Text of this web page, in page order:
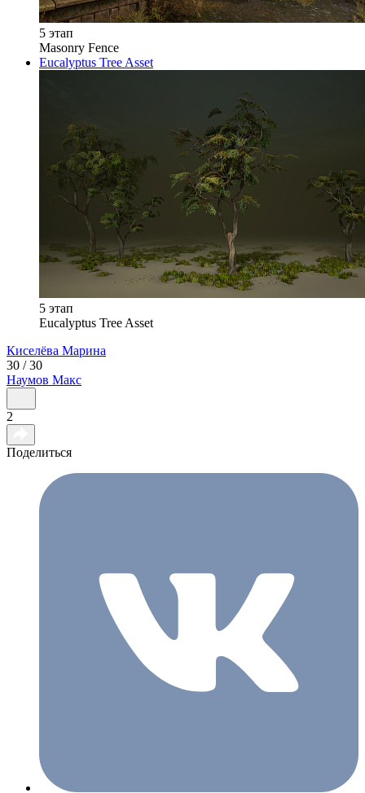
5 этап
Masonry Fence
Eucalyptus Tree Asset
5 этап
Eucalyptus Tree Asset
Киселёва Марина
30 / 30
Наумов Макс
2
Поделиться